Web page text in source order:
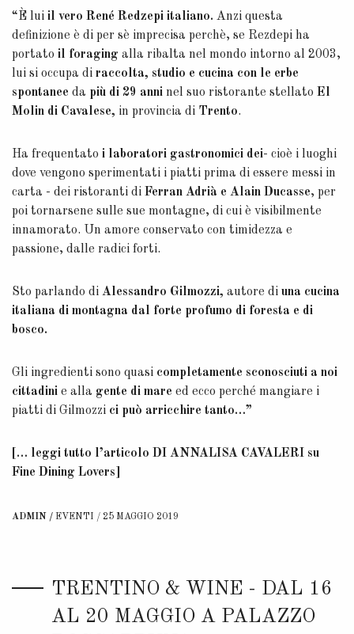
“È lui il vero René Redzepi italiano. Anzi questa
definizione è di per sè imprecisa perchè, se Rezdepi ha
portato il foraging alla ribalta nel mondo intorno al 2003,
lui si occupa di raccolta, studio e cucina con le erbe
spontanee da più di 29 anni nel suo ristorante stellato El
Molin di Cavalese, in provincia di Trento.
Ha frequentato i laboratori gastronomici dei- cioè i luoghi
dove vengono sperimentati i piatti prima di essere messi in
carta - dei ristoranti di Ferran Adrià e Alain Ducasse, per
poi tornarsene sulle sue montagne, di cui è visibilmente
innamorato. Un amore conservato con timidezza e
passione, dalle radici forti.
Sto parlando di Alessandro Gilmozzi, autore di una cucina
italiana di montagna dal forte profumo di foresta e di
bosco.
Gli ingredienti sono quasi completamente sconosciuti a noi
cittadini e alla gente di mare ed ecco perché mangiare i
piatti di Gilmozzi ci può arricchire tanto…”
[… leggi tutto l’articolo DI ANNALISA CAVALERI su
Fine Dining Lovers]
ADMIN EVENTI 25 MAGGIO 2019
TRENTINO & WINE - DAL 16
AL 20 MAGGIO A PALAZZO